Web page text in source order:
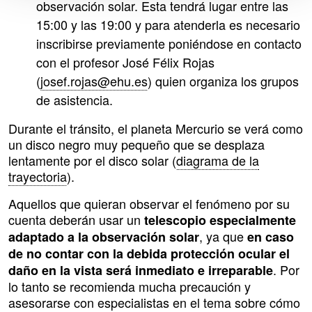
observación solar. Esta tendrá lugar entre las
15:00 y las 19:00 y para atenderla es necesario
inscribirse previamente poniéndose en contacto
con el profesor José Félix Rojas
(josef.rojas@ehu.es) quien organiza los grupos
de asistencia.
Durante el tránsito, el planeta Mercurio se verá como
un disco negro muy pequeño que se desplaza
lentamente por el disco solar (diagrama de la
trayectoria).
Aquellos que quieran observar el fenómeno por su
cuenta deberán usar un telescopio especialmente
adaptado a la observación solar, ya queen caso
de no contar con la debida protección ocular el
daño en la vista será inmediato e irreparable. Por
lo tanto se recomienda mucha precaución y
asesorarse con especialistas en el tema sobre cómo